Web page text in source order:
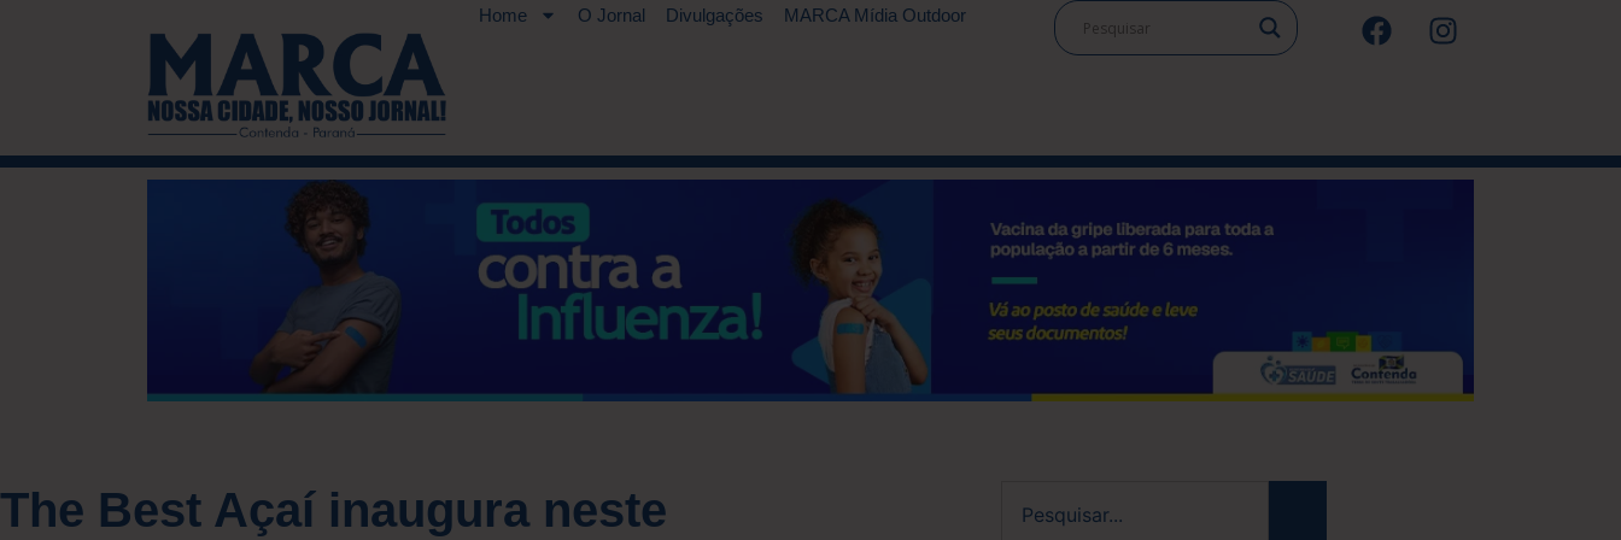
Home O Jornal Divulgações MARCA Mídia Outdoor
The Best Açaí inaugura neste